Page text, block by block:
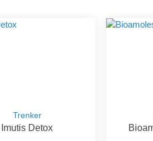
Trenker
Imutis Detox